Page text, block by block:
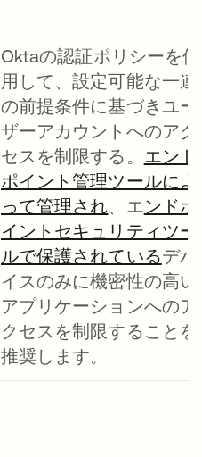
Oktaの認証ポリシーを使
用して、設定可能な一連
の前提条件に基づきユー
ザーアカウントへのアク
セスを制限する。 エンド
ポイント管理ツールによ
って管理され、エンドポ
イントセキュリティツー
ルで保護されているデバ
イスのみに機密性の高い
アプリケーションへのア
クセスを制限することを
推奨します。